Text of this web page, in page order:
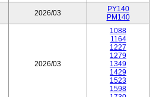
2026/03
PY140
PM140
2026/03
1088
1164
1227
1279
1349
1429
1523
1598